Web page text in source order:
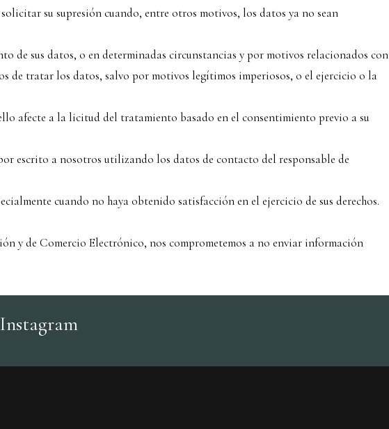
su supresión cuando, entre otros motivos, los datos ya no sean
sus datos, o en determinadas circunstancias y por motivos relacionados con
de tratar los datos, salvo por motivos legítimos imperiosos, o el ejercicio o la
afecte a la licitud del tratamiento basado en el consentimiento previo a su
escrito a nosotros utilizando los datos de contacto del responsable de
cuando no haya obtenido satisfacción en el ejercicio de sus derechos.
y de Comercio Electrónico, nos comprometemos a no enviar información